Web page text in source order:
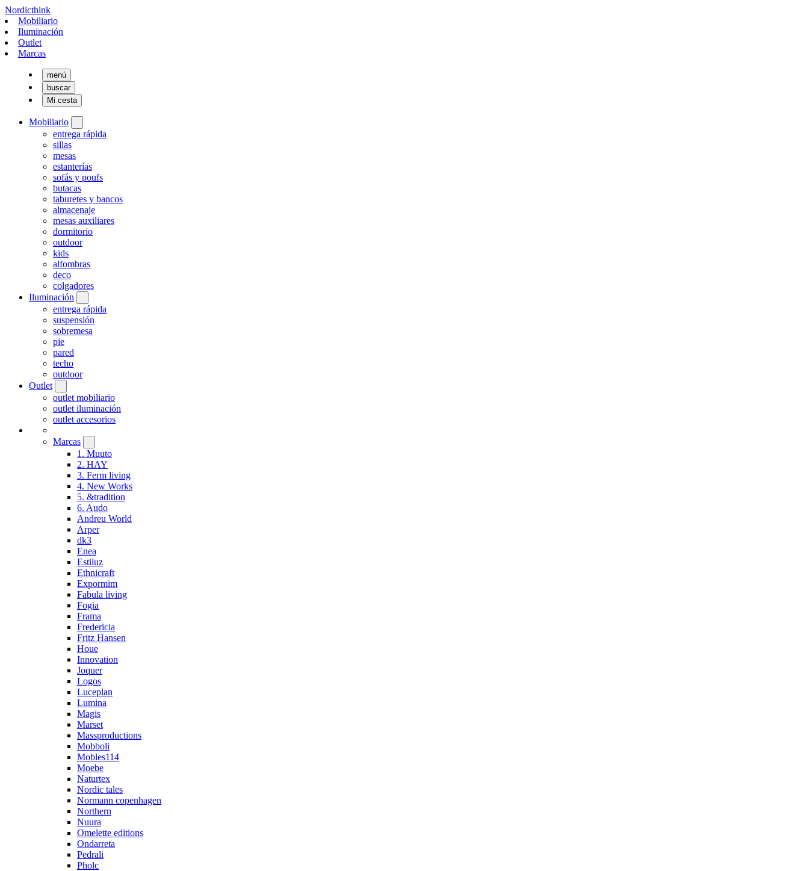
Nordicthink
Mobiliario
Iluminación
Outlet
Marcas
menú
buscar
Mi cesta
Mobiliario
entrega rápida
sillas
mesas
estanterías
sofás y poufs
butacas
taburetes y bancos
almacenaje
mesas auxiliares
dormitorio
outdoor
kids
alfombras
deco
colgadores
Iluminación
entrega rápida
suspensión
sobremesa
pie
pared
techo
outdoor
Outlet
outlet mobiliario
outlet iluminación
outlet accesorios
Marcas
1. Muuto
2. HAY
3. Ferm living
4. New Works
5. &tradition
6. Audo
Andreu World
Arper
dk3
Enea
Estiluz
Ethnicraft
Expormim
Fabula living
Fogia
Frama
Fredericia
Fritz Hansen
Houe
Innovation
Joquer
Logos
Luceplan
Lumina
Magis
Marset
Massproductions
Mobboli
Mobles114
Moebe
Naturtex
Nordic tales
Normann copenhagen
Northern
Nuura
Omelette editions
Ondarreta
Pedrali
Pholc